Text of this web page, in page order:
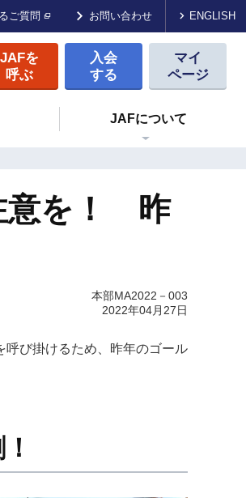
ご質問 お問い合わせ ENGLISH
JAFを
呼ぶ
入会
する
マイ
ページ
JAFについて
意を！ 昨
本部MA2022－003
2022年04月27日
呼び掛けるため、昨年のゴール